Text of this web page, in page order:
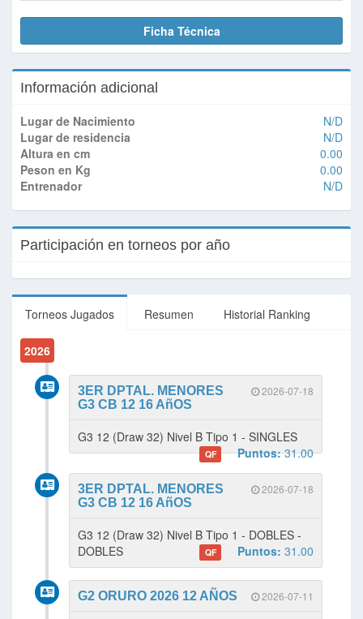
Ficha Técnica
Información adicional
Lugar de Nacimiento
N/D
Lugar de residencia
N/D
Altura en cm
0.00
Peson en Kg
0.00
Entrenador
N/D
Participación en torneos por año
Torneos Jugados Resumen Historial Ranking
2026
2026-07-18
3ER DPTAL. MENORES
G3 CB 12 16 AñOS
G3 12 (Draw 32) Nivel B Tipo 1 - SINGLES
QF Puntos:31.00
2026-07-18
3ER DPTAL. MENORES
G3 CB 12 16 AñOS
G3 12 (Draw 32) Nivel B Tipo 1 - DOBLES -
DOBLES
QF Puntos: 31.00
2026-07-11
G2 ORURO 2026 12 AÑOS